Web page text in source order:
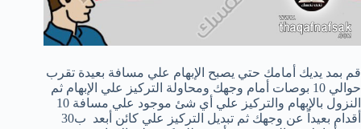
قم بمد يديك أمامك حتي يصبح الإبهام علي مسافة بعيدة تقرب
حوالي 10 بوصات أمام وجهك ومحاولة التركيز علي الإبهام ثم
النزول بالإبهام والتركيز علي أي شئ موجود علي مسافة 10
أقدام بعيداً عن وجهك ثم تبديل التركيز علي كائن أبعد ب30